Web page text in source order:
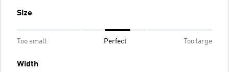
Size
Too small Perfect Too large
Width